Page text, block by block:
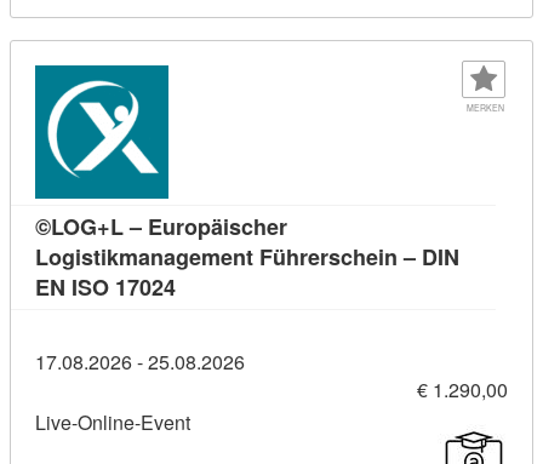
MERKEN
©LOG+L – Europäischer
Logistikmanagement Führerschein – DIN
EN ISO 17024Kursdetail: ©LOG+L – Europäischer
17.08.2026 - 25.08.2026
€ 1.290,00
Live-Online-Event